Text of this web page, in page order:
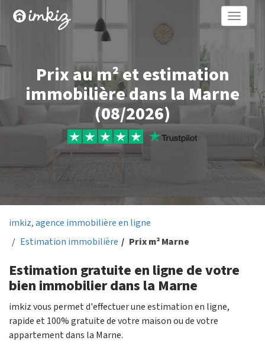
Toggle
Prix au m² et estimation
immobilière dans la Marne
(08/2026)
imkiz, agence immobilière en ligne
Estimation immobilière
Prix m² Marne
Estimation gratuite en ligne de votre
bien immobilier dans la Marne
imkiz vous permet d'effectuer une estimation en ligne,
rapide et 100% gratuite de votre maison ou de votre
appartement dans la Marne.